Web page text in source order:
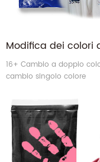
16+ Cambio a doppio
cambio singolo colore